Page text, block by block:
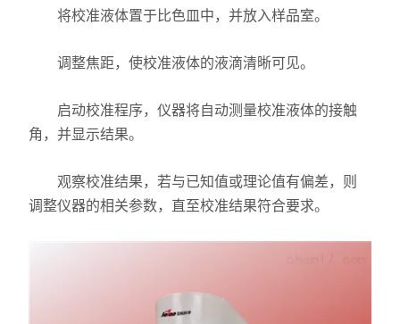
透反射率测量仪
代理产品
光学显微镜
将校准液体置于比色皿中，并放入样品室。
调整焦距，使校准液体的液滴清晰可见。
启动校准程序，仪器将自动测量校准液体的接触
角，并显示结果。
观察校准结果，若与已知值或理论值有偏差，则
调整仪器的相关参数，直至校准结果符合要求。